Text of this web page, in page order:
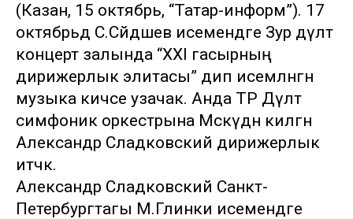
(Казан, 15 октябрь, “Татар-информ”). 17
октябрьдә С.Сәйдәшев исемендәге Зур дәүләт
концерт залында “XXI гасырның
дирижерлык элитасы” дип исемләнгән
музыка кичәсе узачак. Анда ТР Дәүләт
симфоник оркестрына Мәскәүдән килгән
Александр Сладковский дирижерлык
итәчәк.
Александр Сладковский Санкт-
Петербургтагы М.Глинки исемендәге